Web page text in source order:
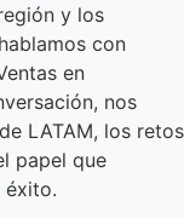
y los
con
en
nos
LATAM, los retos
papel que
éxito.